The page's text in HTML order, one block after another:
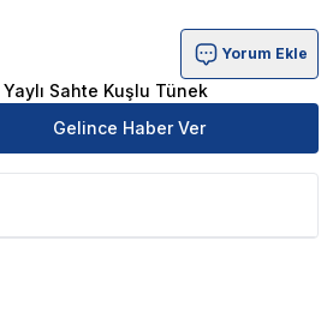
Tünek Ürün Yorumları
Yorum Ekle
Sahte Kuşlu Tünek
Gelince Haber Ver